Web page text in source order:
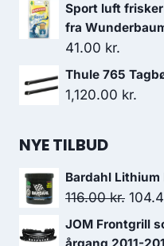
Sport luft
fra
41.00 kr.
Thule 765
1,120.00 kr.
NYE TILBUD
Bardahl
116.00kr. Den
pris
JOM Frontgrill